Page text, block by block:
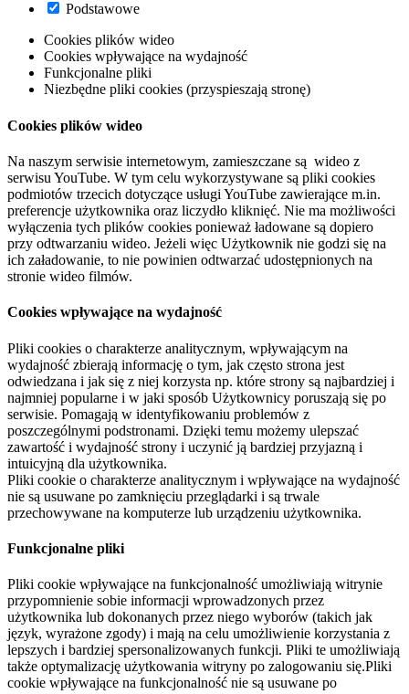
Podstawowe
Cookies plików wideo
Cookies wpływające na wydajność
Funkcjonalne pliki
Niezbędne pliki cookies (przyspieszają stronę)
Cookies plików wideo
Na naszym serwisie internetowym, zamieszczane są wideo z
serwisu YouTube. W tym celu wykorzystywane są pliki cookies
podmiotów trzecich dotyczące usługi YouTube zawierające m.in.
preferencje użytkownika oraz liczydło kliknięć. Nie ma możliwości
wyłączenia tych plików cookies ponieważ ładowane są dopiero
przy odtwarzaniu wideo. Jeżeli więc Użytkownik nie godzi się na
ich załadowanie, to nie powinien odtwarzać udostępnionych na
stronie wideo filmów.
Cookies wpływające na wydajność
Pliki cookies o charakterze analitycznym, wpływającym na
wydajność zbierają informację o tym, jak często strona jest
odwiedzana i jak się z niej korzysta np. które strony są najbardziej i
najmniej popularne i w jaki sposób Użytkownicy poruszają się po
serwisie. Pomagają w identyfikowaniu problemów z
poszczególnymi podstronami. Dzięki temu możemy ulepszać
zawartość i wydajność strony i uczynić ją bardziej przyjazną i
intuicyjną dla użytkownika.
Pliki cookie o charakterze analitycznym i wpływające na wydajność
nie są usuwane po zamknięciu przeglądarki i są trwale
przechowywane na komputerze lub urządzeniu użytkownika.
Funkcjonalne pliki
Pliki cookie wpływające na funkcjonalność umożliwiają witrynie
przypomnienie sobie informacji wprowadzonych przez
użytkownika lub dokonanych przez niego wyborów (takich jak
język, wyrażone zgody) i mają na celu umożliwienie korzystania z
lepszych i bardziej spersonalizowanych funkcji. Pliki te umożliwiają
także optymalizację użytkowania witryny po zalogowaniu się.Pliki
cookie wpływające na funkcjonalność nie są usuwane po